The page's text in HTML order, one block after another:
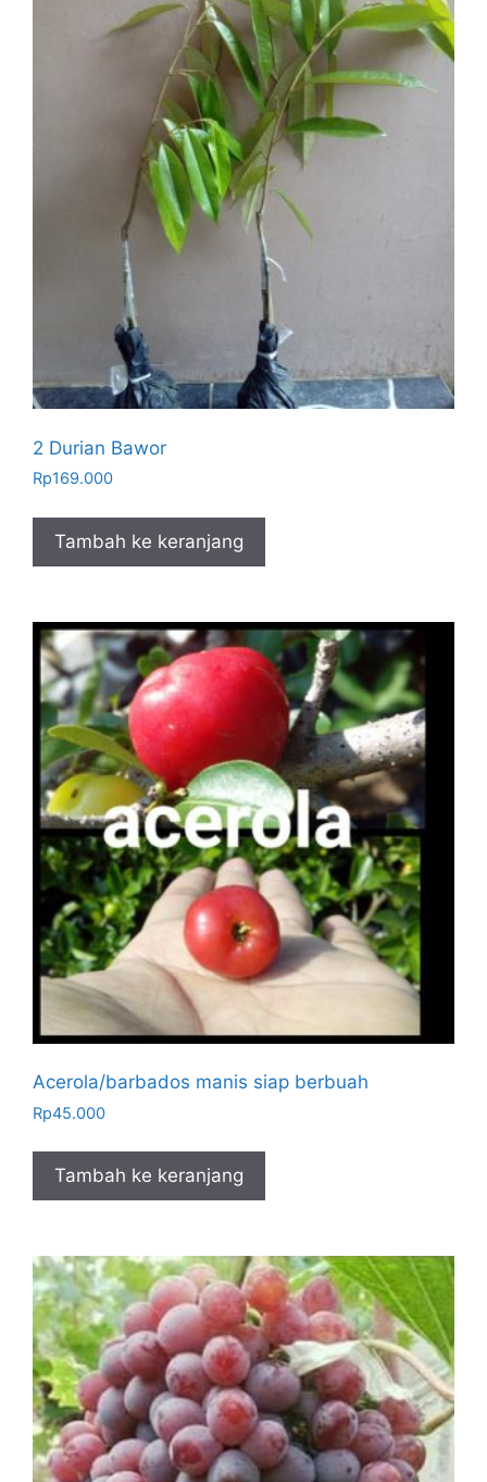
2 Durian Bawor
Rp169.000
Tambah ke keranjang
Acerola/barbados manis siap berbuah
Rp45.000
Tambah ke keranjang